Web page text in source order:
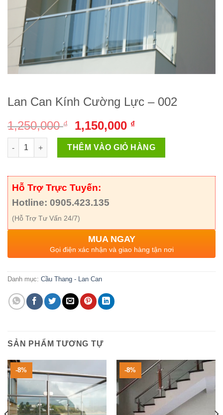
Lan Can Kính Cường Lực – 002
1,250,000₫
Giá
gốc
là:
1,250,000 ₫.
1,150,000 ₫Giá
hiện
tại
là:
1,150,000 ₫.
Lan Can Kính Cường Lực - 002 số lượng
THÊM VÀO GIỎ HÀNG
Hỗ Trợ Trực Tuyến:
Hotline: 0905.423.135
(Hỗ Trợ Tư Vấn 24/7)
MUA NGAY
Gọi điện xác nhận và giao hàng tận nơi
Danh mục: Cầu Thang - Lan Can
SẢN PHẨM TƯƠNG TỰ
-8% -8%